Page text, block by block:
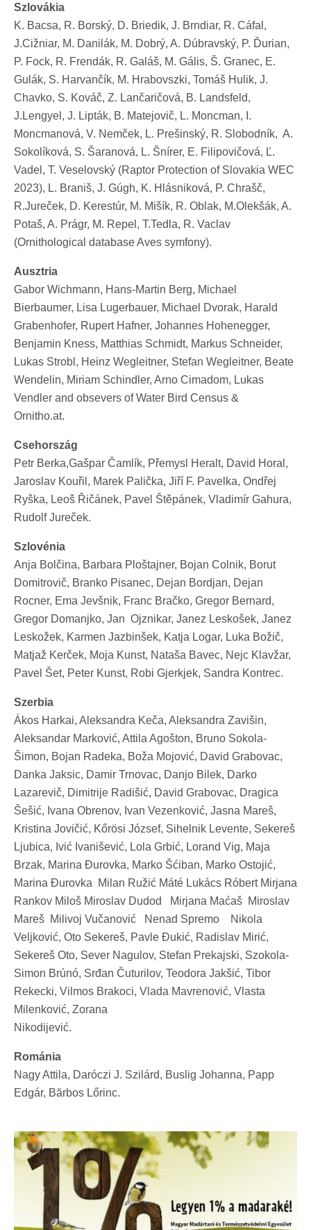
Szlovákia
K. Bacsa, R. Borský, D. Briedik, J. Brndiar, R. Cáfal,
J.Cižniar, M. Danilák, M. Dobrý, A. Dúbravský, P. Ďurian,
P. Fock, R. Frendák, R. Galáš, M. Gális, Š. Granec, E.
Gulák, S. Harvančík, M. Hrabovszki, Tomáš Hulik, J.
Chavko, S. Kováč, Z. Lančaričová, B. Landsfeld,
J.Lengyel, J. Lipták, B. Matejovič, L. Moncman, I.
Moncmanová, V. Nemček, L. Prešinský, R. Slobodník, A.
Sokolíková, S. Šaranová, L. Šnírer, E. Filipovičová, Ľ.
Vadel, T. Veselovský (Raptor Protection of Slovakia WEC
2023), L. Braniš, J. Gúgh, K. Hlásniková, P. Chrašč,
R.Jureček, D. Kerestúr, M. Mišík, R. Oblak, M.Olekšák, A.
Potaš, A. Prágr, M. Repel, T.Tedla, R. Vaclav
(Ornithological database Aves symfony).
Ausztria
Gabor Wichmann, Hans-Martin Berg, Michael
Bierbaumer, Lisa Lugerbauer, Michael Dvorak, Harald
Grabenhofer, Rupert Hafner, Johannes Hohenegger,
Benjamin Kness, Matthias Schmidt, Markus Schneider,
Lukas Strobl, Heinz Wegleitner, Stefan Wegleitner, Beate
Wendelin, Miriam Schindler, Arno Cimadom, Lukas
Vendler and obsevers of Water Bird Census &
Ornitho.at.
Csehország
Petr Berka,Gašpar Čamlík, Přemysl Heralt, David Horal,
Jaroslav Kouřil, Marek Palička, Jiří F. Pavelka, Ondřej
Ryška, Leoš Řičánek, Pavel Štěpánek, Vladimír Gahura,
Rudolf Jureček.
Szlovénia
Anja Bolčina, Barbara Ploštajner, Bojan Colnik, Borut
Domitrovič, Branko Pisanec, Dejan Bordjan, Dejan
Rocner, Ema Jevšnik, Franc Bračko, Gregor Bernard,
Gregor Domanjko, Jan Ojznikar, Janez Leskošek, Janez
Leskožek, Karmen Jazbinšek, Katja Logar, Luka Božič,
Matjaž Kerček, Moja Kunst, Nataša Bavec, Nejc Klavžar,
Pavel Šet, Peter Kunst, Robi Gjerkjek, Sandra Kontrec.
Szerbia
Ákos Harkai, Aleksandra Keča, Aleksandra Zavišin,
Aleksandar Marković, Attila Agošton, Bruno Sokola-
Šimon, Bojan Radeka, Boža Mojović, David Grabovac,
Danka Jaksic, Damir Trnovac, Danjo Bilek, Darko
Lazarevič, Dimitrije Radišić, David Grabovac, Dragica
Šešić, Ivana Obrenov, Ivan Vezenković, Jasna Mareš,
Kristina Jovičić, Kőrösi József, Sihelnik Levente, Sekereš
Ljubica, Ivić Ivanišević, Lola Grbić, Lorand Vig, Maja
Brzak, Marina Đurovka, Marko Šćiban, Marko Ostojić,
Marina Đurovka Milan Ružić Máté Lukács Róbert Mirjana
Rankov Miloš Miroslav Dudod Mirjana Maćaš Miroslav
Mareš Milivoj Vučanović Nenad Spremo Nikola
Veljković, Oto Sekereš, Pavle Đukić, Radislav Mirić,
Sekereš Oto, Sever Nagulov, Stefan Prekajski, Szokola-
Simon Brúnó, Srđan Čuturilov, Teodora Jakšić, Tibor
Rekecki, Vilmos Brakoci, Vlada Mavrenović, Vlasta
Milenković, Zorana
Nikodijević.
Románia
Nagy Attila, Daróczi J. Szilárd, Buslig Johanna, Papp
Edgár, Bărbos Lőrinc.